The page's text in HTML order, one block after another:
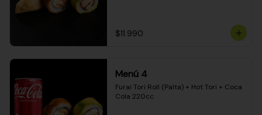
$11.990
Menú 4
Furai Tori Roll (Palta) + Hot Tori + Coca
Cola 220cc